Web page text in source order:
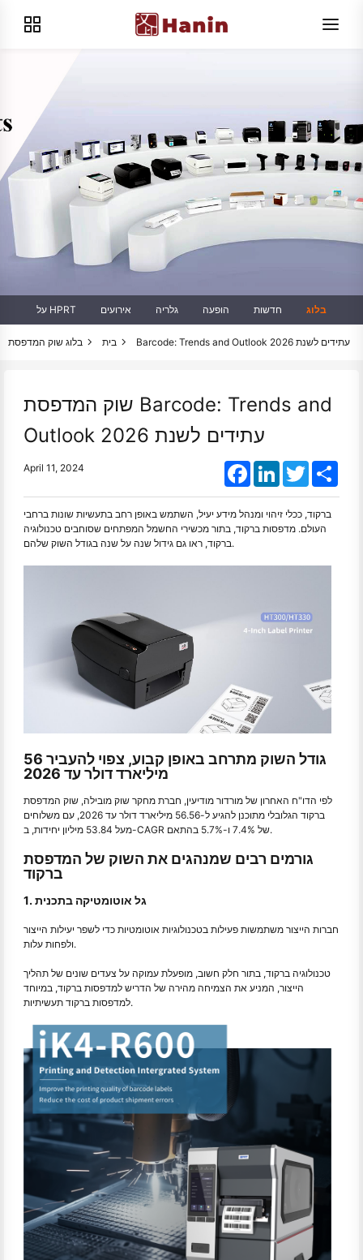
על HPRT אירועים גלריה הופעה חדשות בלוג
בית בלוג שוק המדפסת Barcode: Trends and Outlook עתידים לשנת 2026
שוק המדפסת Barcode: Trends and
Outlook עתידים לשנת 2026
April 11, 2024 FacebookLinkedInTwitter
ברקוד, ככלי זיהוי ומנהל מידע יעיל, השתמש באופן רחב בתעשיות שונות ברחבי
העולם. מדפסות ברקוד, בתור מכשירי החשמל המפתחים שסוחבים טכנולוגיה
ברקוד, ראו גם גידול שנה על שנה בגודל השוק שלהם.
גודל השוק מתרחב באופן קבוע, צפוי להעביר 56
מיליארד דולר עד 2026
לפי הדו"ח האחרון של מורדור מודיעין, חברת מחקר שוק מובילה, שוק המדפסת
ברקוד הגלובלי מתוכנן להגיע ל-56.56 מיליארד דולר עד 2026, עם משלוחים
מעל 53.84 מיליון יחידות, ב-CAGR של 7.4% ו-5.7% בהתאם.
גורמים רבים שמנהגים את השוק של המדפסת
ברקוד
1. גל אוטומטיקה בתכנית
חברות הייצור משתמשות פעילות בטכנולוגיות אוטומטיות כדי לשפר יעילות הייצור
ולפחות עלות.
טכנולוגיה ברקוד, בתור חלק חשוב, מופעלת עמוקה על צעדים שונים של תהליך
הייצור, המניע את הצמיחה מהירה של הדריש למדפסות ברקוד, במיוחד
למדפסות ברקוד תעשיתיות.